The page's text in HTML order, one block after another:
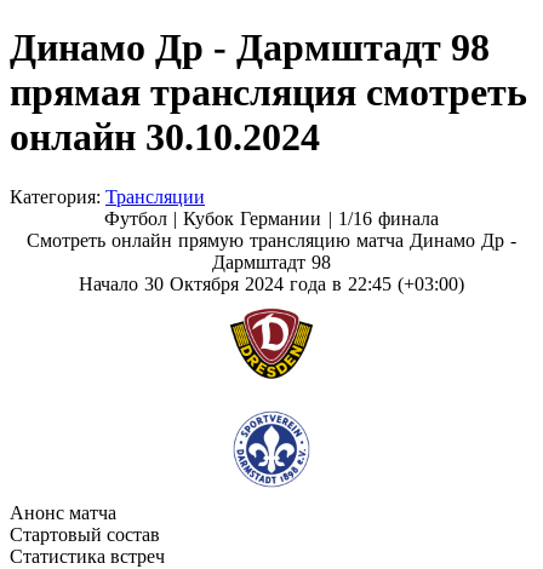
Динамо Др - Дармштадт 98
прямая трансляция смотреть
онлайн 30.10.2024
Категория: Трансляции
Футбол | Кубок Германии | 1/16 финала
Смотреть онлайн прямую трансляцию матча Динамо Др -
Дармштадт 98
Начало 30 Октября 2024 года в 22:45 (+03:00)
Анонс матча
Стартовый состав
Статистика встреч